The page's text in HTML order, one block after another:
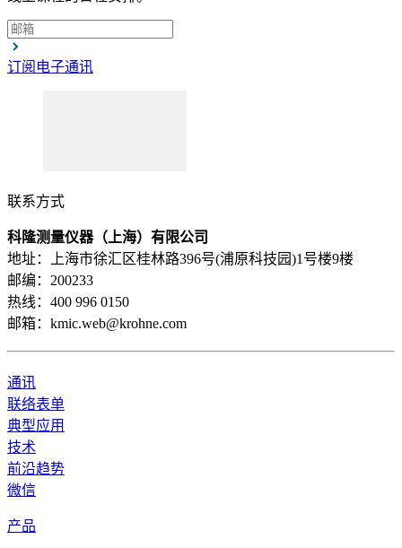
浏览产品的详情
描述
燃料的温度测量
要求
推荐的产品及解决方案
订阅电子通讯
联系方式
科隆测量仪器（上海）有限公司
地址：上海市徐汇区桂林路396号(浦原科技园)1号楼9楼
邮编：200233
热线：400 996 0150
邮箱：kmic.web@krohne.com
通讯
联络表单
典型应用
技术
前沿趋势
微信
产品